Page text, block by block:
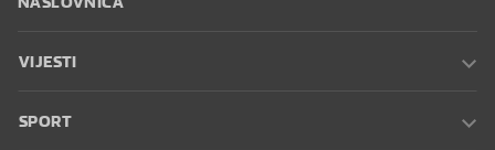
VIJESTI
SPORT